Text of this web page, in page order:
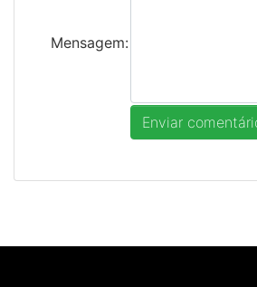
Mensagem: